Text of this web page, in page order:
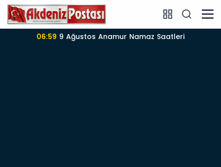
06:57 Anamur’da 09-08-2026 nöbetçi Eczane